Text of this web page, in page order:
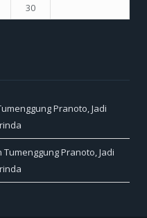
30
Pranoto, Jadi
Pranoto, Jadi